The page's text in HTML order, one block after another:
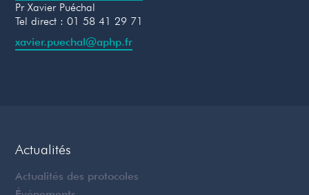
‍Pr Xavier Puéchal
Tel direct : 01 58 41 29 71
xavier.puechal@aphp.fr
Actualités
Actualités des protocoles